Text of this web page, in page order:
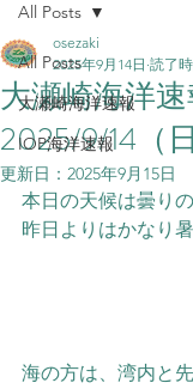
All Posts
大瀬崎海洋速報
IOP海洋速報
All Posts
大瀬崎海洋
2025/9/14（日
osezaki
2025年9月14日 読了
更新日： 2025年9月15日
本日の天候は曇りの
昨日よりはかなり
海の方は、湾内と